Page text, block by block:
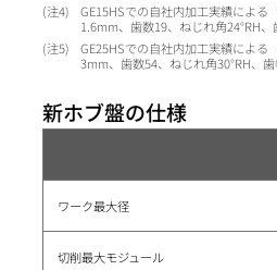
4
GE15HSでの自社内加工実績による
1.6mm、歯数19、ねじれ角24°RH、
5
GE25HSでの自社内加工実績による
3mm、歯数54、ねじれ角30°RH、歯
新ホブ盤の仕様
ワーク最大径
切削最大モジュール